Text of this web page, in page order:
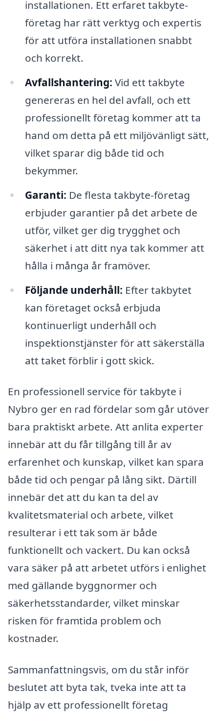
installationen. Ett erfaret takbyte-
företag har rätt verktyg och expertis
för att utföra installationen snabbt
och korrekt.
Avfallshantering: Vid ett takbyte
genereras en hel del avfall, och ett
professionellt företag kommer att ta
hand om detta på ett miljövänligt sätt,
vilket sparar dig både tid och
bekymmer.
Garanti: De flesta takbyte-företag
erbjuder garantier på det arbete de
utför, vilket ger dig trygghet och
säkerhet i att ditt nya tak kommer att
hålla i många år framöver.
Följande underhåll: Efter takbytet
kan företaget också erbjuda
kontinuerligt underhåll och
inspektionstjänster för att säkerställa
att taket förblir i gott skick.
En professionell service för takbyte i
Nybro ger en rad fördelar som går utöver
bara praktiskt arbete. Att anlita experter
innebär att du får tillgång till år av
erfarenhet och kunskap, vilket kan spara
både tid och pengar på lång sikt. Därtill
innebär det att du kan ta del av
kvalitetsmaterial och arbete, vilket
resulterar i ett tak som är både
funktionellt och vackert. Du kan också
vara säker på att arbetet utförs i enlighet
med gällande byggnormer och
säkerhetsstandarder, vilket minskar
risken för framtida problem och
kostnader.
Sammanfattningsvis, om du står inför
beslutet att byta tak, tveka inte att ta
hjälp av ett professionellt företag